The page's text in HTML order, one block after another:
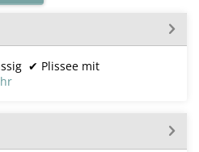
✔ Plissee mit